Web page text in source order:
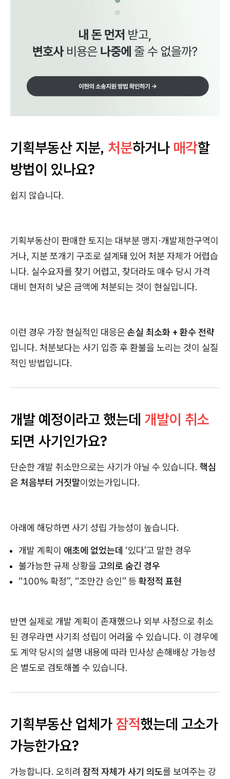
기획부동산 지분, 처분하거나 매각할
방법이 있나요?
쉽지 않습니다.
기획부동산이 판매한 토지는 대부분 맹지·개발제한구역이
거나, 지분 쪼개기 구조로 설계돼 있어 처분 자체가 어렵습
니다. 실수요자를 찾기 어렵고, 찾더라도 매수 당시 가격
대비 현저히 낮은 금액에 처분되는 것이 현실입니다.
이런 경우 가장 현실적인 대응은손실 최소화 + 환수 전략
입니다. 처분보다는 사기 입증 후 환불을 노리는 것이 실질
적인 방법입니다.
개발 예정이라고 했는데 개발이 취소
되면 사기인가요?
단순한 개발 취소만으로는 사기가 아닐 수 있습니다. 핵심
은 처음부터 거짓말이었는가입니다.
아래에 해당하면 사기 성립 가능성이 높습니다.
개발 계획이 애초에 없었는데 ‘있다’고 말한 경우
불가능한 규제 상황을 고의로 숨긴 경우
“100% 확정”, “조만간 승인” 등 확정적 표현
반면 실제로 개발 계획이 존재했으나 외부 사정으로 취소
된 경우라면 사기죄 성립이 어려울 수 있습니다. 이 경우에
도 계약 당시의 설명 내용에 따라 민사상 손해배상 가능성
은 별도로 검토해볼 수 있습니다.
기획부동산 업체가잠적했는데 고소가
가능한가요?
가능합니다. 오히려 잠적 자체가 사기 의도를 보여주는 강